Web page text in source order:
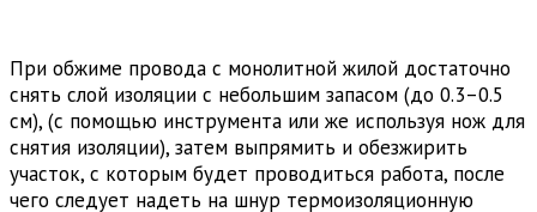
При обжиме провода с монолитной жилой достаточно
снять слой изоляции с небольшим запасом (до 0.3–0.5
см), (с помощью инструмента или же используя нож для
снятия изоляции), затем выпрямить и обезжирить
участок, с которым будет проводиться работа, после
чего следует надеть на шнур термоизоляционную